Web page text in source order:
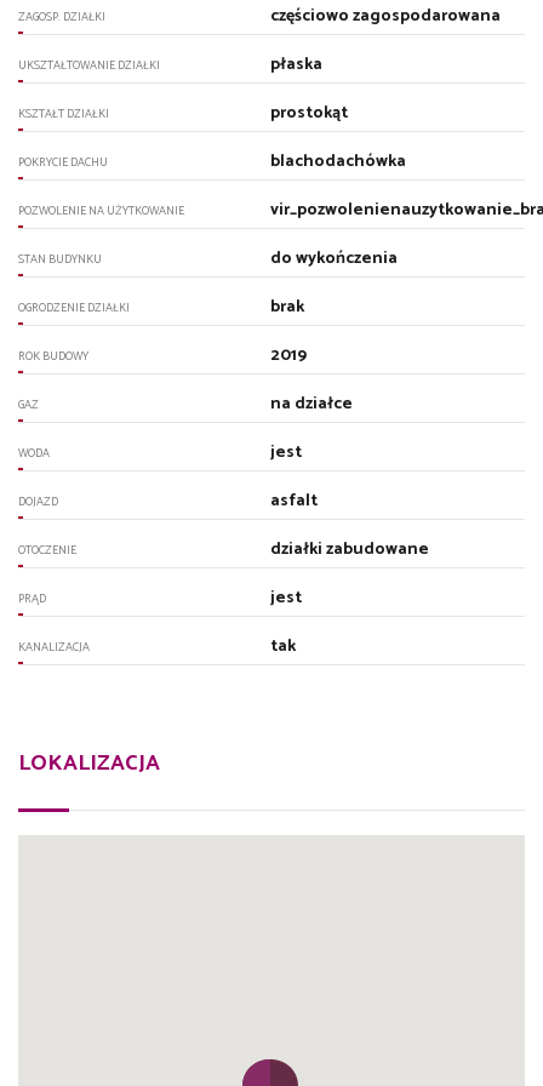
ZAGOSP. DZIAŁKI częściowo zagospodarowana
UKSZTAŁTOWANIE DZIAŁKI płaska
KSZTAŁT DZIAŁKI prostokąt
POKRYCIE DACHU blachodachówka
POZWOLENIE NA UŻYTKOWANIE
STAN BUDYNKU do wykończenia
OGRODZENIE DZIAŁKI brak
ROK BUDOWY 2019
GAZ na działce
WODA jest
DOJAZD asfalt
OTOCZENIE działki zabudowane
PRĄD jest
KANALIZACJA tak
LOKALIZACJA